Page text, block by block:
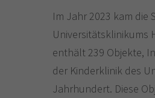
Im Jahr 2023 kam
Universitätsklinikums
enthält 239 Objekte,
der Kinderklinik des
Jahrhundert. Diese